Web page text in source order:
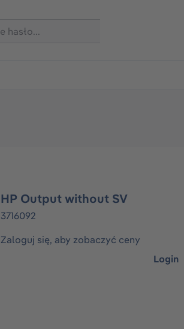
HP Output without SV
3716092
Zaloguj się, aby zobaczyć ceny
Login